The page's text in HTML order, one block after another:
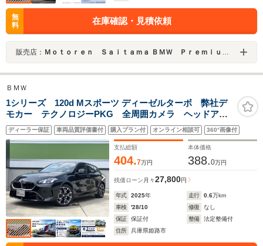
無
料
在庫確認・見積依頼
販売店： Ｍｏｔｏｒｅｎ Ｓａｉｔａｍａ ＢＭＷ Ｐｒｅｍｉｕｍ Ｓｅｌｅｃｔｉｏｎ 鶴ヶ島
ＢＭＷ
1シリーズ 120d Mスポーツ ディーゼルターボ 弊社デ
モカー テクノロジーPKG 全周囲カメラ ヘッドアッ
プディスプレイ 電動リヤゲート 電動シート シート
ヒーター アンビエントライト ACC アンドロイドオ
ート アップルカープレイ ドライビングアシスト
ディーラー保証 車両品質評価書付 購入プラン付 オンライン相談可 360°画像付
支払総額
404.7万円
本体価格
388.0万円
残価ローン 月々27,800円
年式 2025年 走行 0.6万km
車検
'28/10 修復
なし
保証
保証付 整備
法定整備付
住所
兵庫県姫路市